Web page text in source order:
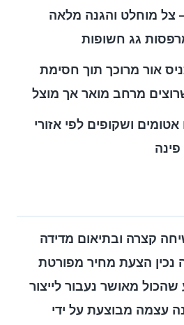
צל מוחלט והגנה מלאה
גג חשופות
אור מרוכך תוך חסימת
מרחב מואר אך מוצל
ושקופים לפי אזורי
קצרה ובתיאום מדידה
הצעת מחיר מפורטת
שהכול מאושר נעבור לייצור
עצמה מבוצעת על ידי